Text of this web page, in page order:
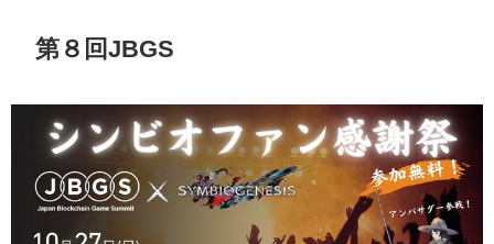
第８回JBGS